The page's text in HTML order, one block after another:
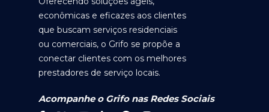
econômicas e eficazes aos clientes
que buscam serviços residenciais
ou comerciais, o Grifo se propõe a
conectar clientes com os melhores
prestadores de serviço locais.
Acompanhe o Grifo nas Redes Sociais